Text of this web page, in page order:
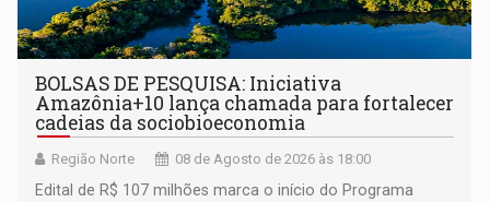
BOLSAS DE PESQUISA: Iniciativa
Amazônia+10 lança chamada para fortalecer
cadeias da sociobioeconomia
Região Norte 08 de Agosto de 2026 às 18:00
Edital de R$ 107 milhões marca o início do Programa